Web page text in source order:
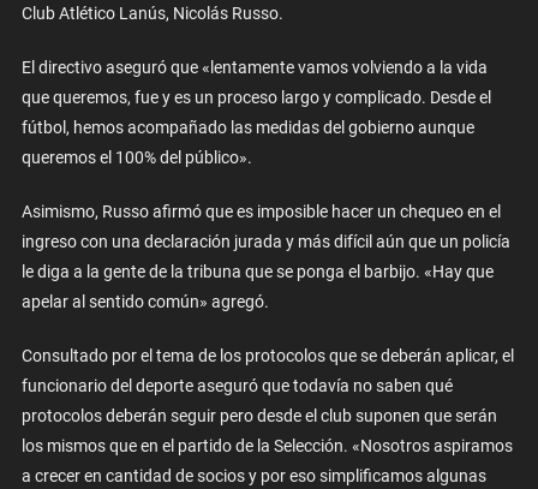
Club Atlético Lanús, Nicolás Russo.
El directivo aseguró que «lentamente vamos volviendo a la vida
que queremos, fue y es un proceso largo y complicado. Desde el
fútbol, hemos acompañado las medidas del gobierno aunque
queremos el 100% del público».
Asimismo, Russo afirmó que es imposible hacer un chequeo en el
ingreso con una declaración jurada y más difícil aún que un policía
le diga a la gente de la tribuna que se ponga el barbijo. «Hay que
apelar al sentido común» agregó.
Consultado por el tema de los protocolos que se deberán aplicar, el
funcionario del deporte aseguró que todavía no saben qué
protocolos deberán seguir pero desde el club suponen que serán
los mismos que en el partido de la Selección. «Nosotros aspiramos
a crecer en cantidad de socios y por eso simplificamos algunas